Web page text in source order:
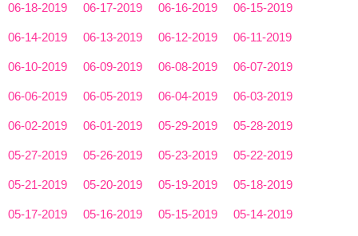
06-18-2019 06-17-2019 06-16-2019 06-15-2019
06-14-2019 06-13-2019 06-12-2019 06-11-2019
06-10-2019 06-09-2019 06-08-2019 06-07-2019
06-06-2019 06-05-2019 06-04-2019 06-03-2019
06-02-2019 06-01-2019 05-29-2019 05-28-2019
05-27-2019 05-26-2019 05-23-2019 05-22-2019
05-21-2019 05-20-2019 05-19-2019 05-18-2019
05-17-2019 05-16-2019 05-15-2019 05-14-2019